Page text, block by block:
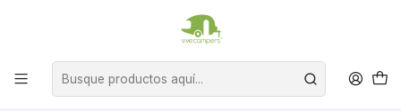
OFERTAS EN CALEFACCIÓN DIESEL
Puerta para baño cassette BQCINOX 400x300